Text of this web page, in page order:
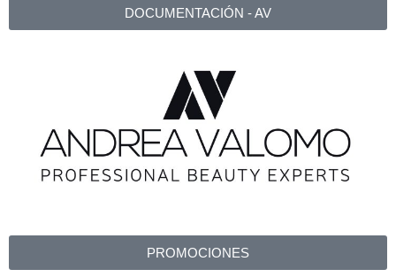
DOCUMENTACIÓN - AV
PROMOCIONES